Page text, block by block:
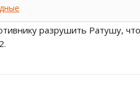
разрушить Ратушу,